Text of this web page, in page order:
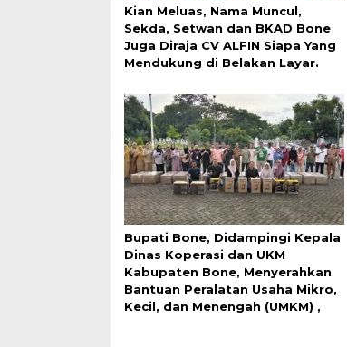
Kian Meluas, Nama Muncul,
Sekda, Setwan dan BKAD Bone
Juga Diraja CV ALFIN Siapa Yang
Mendukung di Belakan Layar.
Bupati Bone, Didampingi Kepala
Dinas Koperasi dan UKM
Kabupaten Bone, Menyerahkan
Bantuan Peralatan Usaha Mikro,
Kecil, dan Menengah (UMKM) ,